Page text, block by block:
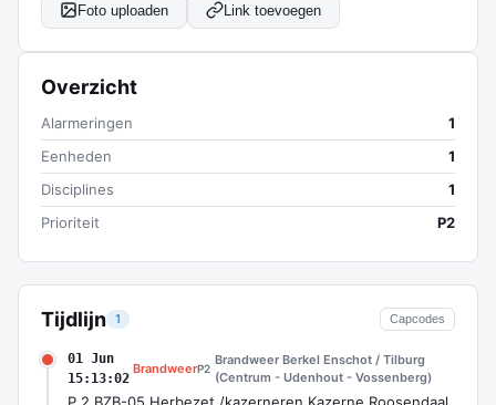
Tijdlijn 1 Capcodes
01 Jun
15:13:02
BrandweerP2
Brandweer Berkel Enschot / Tilburg
(Centrum - Udenhout - Vossenberg)
Foto uploaden Link toevoegen
Overzicht
Alarmeringen
1
Eenheden
1
Disciplines
1
Prioriteit
P2